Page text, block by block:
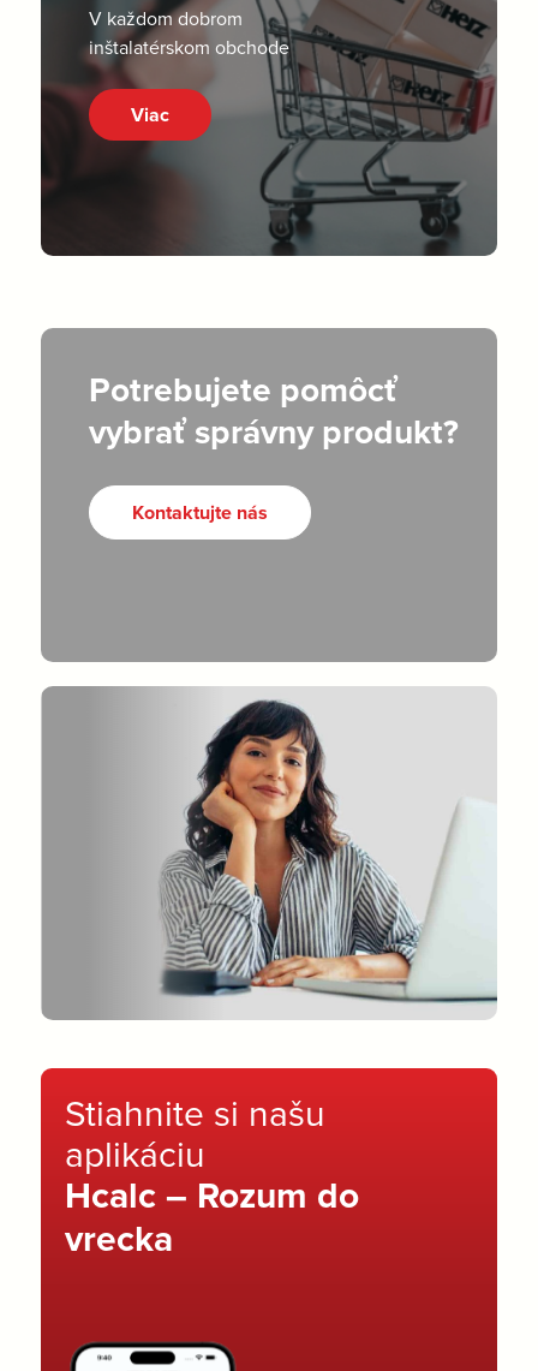
V každom dobrom
inštalatérskom obchode
Viac
Potrebujete pomôcť
vybrať správny produkt?
Kontaktujte nás
Stiahnite si našu
aplikáciu
Hcalc – Rozum do
vrecka